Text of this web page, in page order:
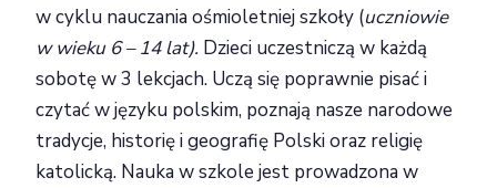
w cyklu nauczania ośmioletniej szkoły (uczniowie
w wieku 6 – 14 lat). Dzieci uczestniczą w każdą
sobotę w 3 lekcjach. Uczą się poprawnie pisać i
czytać w języku polskim, poznają nasze narodowe
tradycje, historię i geografię Polski oraz religię
katolicką. Nauka w szkole jest prowadzona w